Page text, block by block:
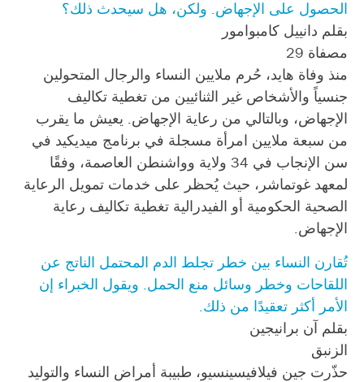
الحصول على الإجهاض. ولكن، هل سيحدث ذلك؟
بقلم دانييل كامبوامور
مصفاة 29
منذ وفاة هايد، حُرم ملايين النساء والرجال المتحولين
جنسياً والأشخاص غير الثنائيين من تغطية تكاليف
الإجهاض، وبالتالي من رعاية الإجهاض. يعيش ما يقرب
من سبعة ملايين امرأة مسجلة في برنامج ميديكيد في
سن الإنجاب في 34 ولاية وواشنطن العاصمة، وفقًا
لمعهد غوتماشر، حيث يُحظر على خدمات تمويل الرعاية
الصحية الحكومية أو الفيدرالية تغطية تكاليف رعاية
الإجهاض.
تُقارن النساء بين خطر تجلط الدم المحتمل الناتج عن
اللقاحات وخطر وسائل منع الحمل. ويقول الخبراء إن
الأمر أكثر تعقيدًا من ذلك.
بقلم آن برانيجين
الزنبق
حذّرت جين فيلافيسينسيو، طبيبة أمراض النساء والتوليد